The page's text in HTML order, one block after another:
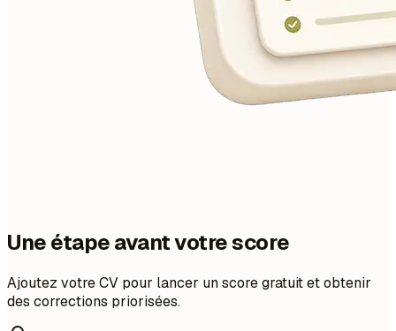
Une étape avant votre score
Ajoutez votre CV pour lancer un score gratuit et obtenir
des corrections priorisées.